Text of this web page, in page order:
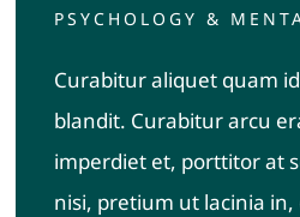
Dodatkowe informacje
Kontakt
PSYCHOLOGY &
Curabitur aliquet quam
blandit. Curabitur arcu
imperdiet et, porttitor at
nisi, pretium ut lacinia